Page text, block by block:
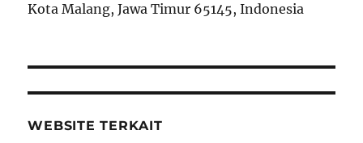
Kota Malang, Jawa Timur 65145, Indonesia
WEBSITE TERKAIT